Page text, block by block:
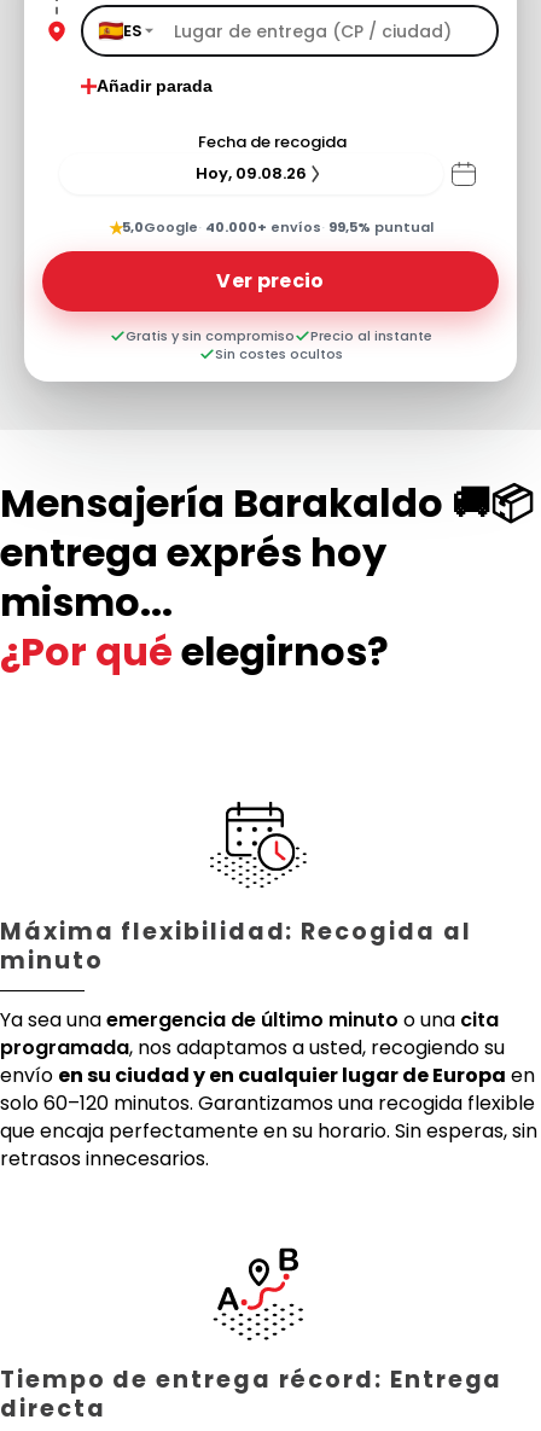
ES
Añadir parada
Fecha de recogida
Hoy, 09.08.26
★5,0Google· 40.000+ envíos· 99,5% puntual
Ver precio
Gratis y sin compromiso
Precio al instante
Sin costes ocultos
Mensajería Barakaldo 🚚📦
entrega exprés hoy
mismo...
¿Por quéelegirnos?
Máxima flexibilidad: Recogida al
minuto
Ya sea unaemergencia de último minuto o una cita
programada, nos adaptamos a usted, recogiendo su
envío en su ciudad y en cualquier lugar de Europa en
solo 60–120 minutos. Garantizamos una recogida flexible
que encaja perfectamente en su horario. Sin esperas, sin
retrasos innecesarios.
Tiempo de entrega récord: Entrega
directa